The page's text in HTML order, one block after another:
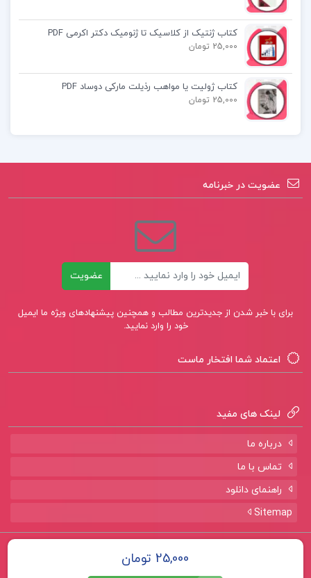
کتاب اندیشه های کوانتومی مولانا دکتر محسن
کتاب ژنتیک از کلاسیک تا ژنومیک دکتر اکرمی PDF
25,000 تومان
کتاب ژولیت یا مواهب رذیلت مارکی دوساد PDF
25,000 تومان
عضویت در خبرنامه
عضویت
برای با خبر شدن از جدیدترین مطالب و همچنین پیشنهادهای ویژه ما ایمیل
خود را وارد نمایید.
اعتماد شما افتخار ماست
لینک های مفید
درباره ما
تماس با ما
راهنمای دانلود
Sitemap
تمامی حقوق برای سایت پروژه لند 25,000 تومان